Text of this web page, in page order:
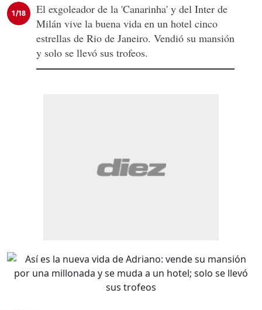
1/18
El exgoleador de la 'Canarinha' y del Inter de
Milán vive la buena vida en un hotel cinco
estrellas de Rio de Janeiro. Vendió su mansión
y solo se llevó sus trofeos.